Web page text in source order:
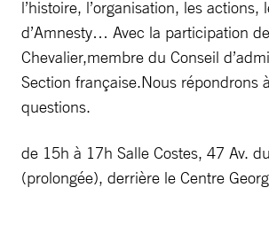
l’histoire, l’organisation, les actions,
d’Amnesty… Avec la participation
Chevalier,membre du Conseil
Section française.Nous répondrons
questions.
de 15h à 17h Salle Costes, 47 Av.
(prolongée), derrière le Centre